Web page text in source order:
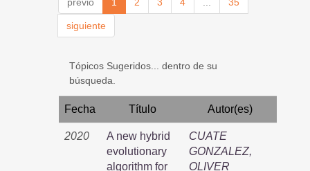
siguiente
Tópicos Sugeridos... dentro de su
búsqueda.
Fecha Título Autor(es)
2020
A new hybrid
evolutionary
algorithm for
CUATE
GONZALEZ,
OLIVER